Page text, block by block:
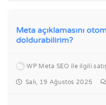
Meta açıklamasını
doldurabilirim?
WP Meta SEO ile ilgili
Salı, 19 Ağustos 2025